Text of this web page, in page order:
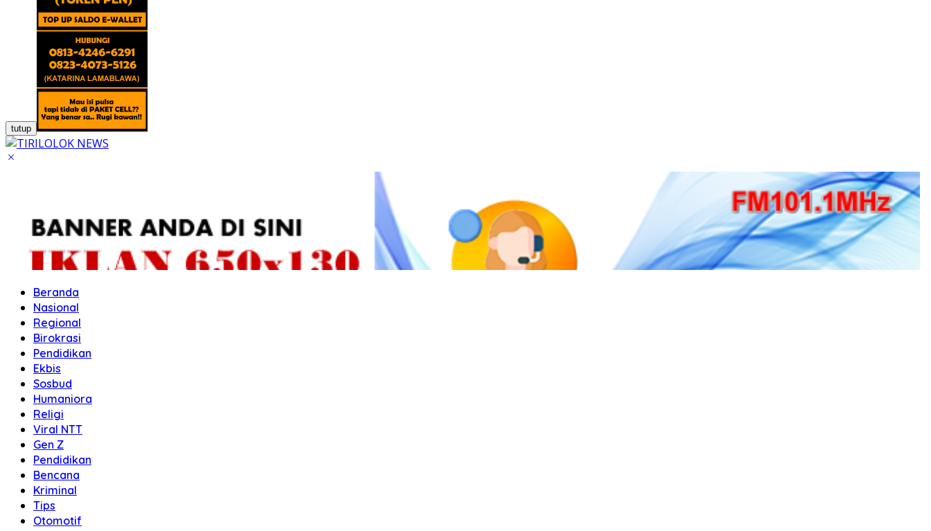
tutup
Beranda
Nasional
Regional
Birokrasi
Pendidikan
Ekbis
Sosbud
Humaniora
Religi
Viral NTT
Gen Z
Pendidikan
Bencana
Kriminal
Tips
Otomotif